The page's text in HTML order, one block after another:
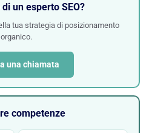
un esperto SEO?
tua strategia di posizionamento
organico.
una chiamata
competenze